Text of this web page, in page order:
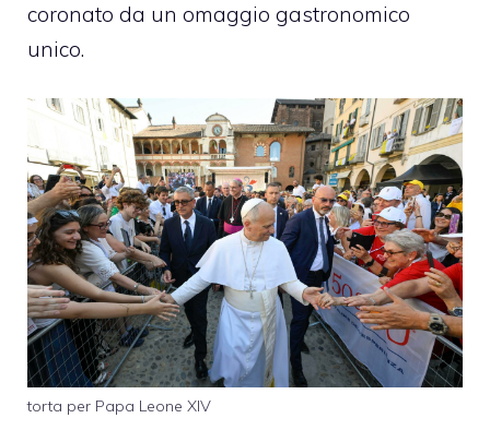
coronato da un omaggio gastronomico
unico.
torta per Papa Leone XIV